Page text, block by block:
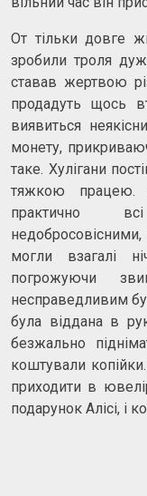
От тільки довге
зробили троля
ставав жертвою
продадуть щось
виявиться
монету,
таке. Хулігани
тяжкою
практично
могли взагалі
погрожуючи
несправедливим
була віддана в
безжально
коштували
приходити в
подарунок Алісі, і